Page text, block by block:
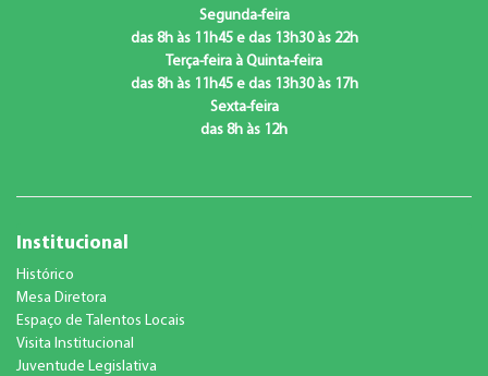
Segunda-feira
das 8h às 11h45 e das 13h30 às 22h
Terça-feira à Quinta-feira
das 8h às 11h45 e das 13h30 às 17h
Sexta-feira
das 8h às 12h
Institucional
Histórico
Mesa Diretora
Espaço de Talentos Locais
Visita Institucional
Juventude Legislativa